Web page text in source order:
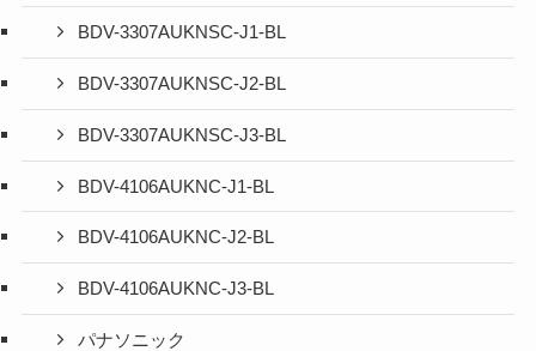
BDV-3307AUKNSC-J1-BL
BDV-3307AUKNSC-J2-BL
BDV-3307AUKNSC-J3-BL
BDV-4106AUKNC-J1-BL
BDV-4106AUKNC-J2-BL
BDV-4106AUKNC-J3-BL
パナソニック